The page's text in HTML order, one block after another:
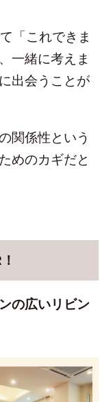
「これできま
一緒に考えま
出会うことが
関係性という
めのカギだと
の広いリビン